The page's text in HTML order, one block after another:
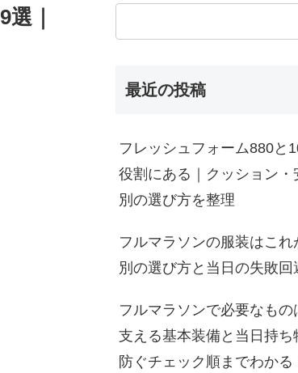
｜
最近の投稿
フレッシュフォーム880と
役割にある｜クッション・
別の選び方を整理
フルマラソンの服装はこれ
別の選び方と当日の失敗回
フルマラソンで必要なもの
支える基本装備と当日持ち
防ぐチェック順までわかる